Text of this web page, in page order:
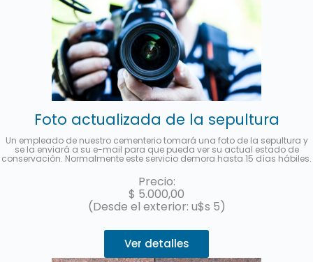
Foto actualizada de la sepultura
Un empleado de nuestro cementerio tomará una foto de la sepultura y
se la enviará a su e-mail para que pueda ver su actual estado de
conservación. Normalmente este servicio demora hasta 15 días hábiles.
Precio:
$ 5.000,00
(Desde el exterior: u$s 5)
Ver detalles